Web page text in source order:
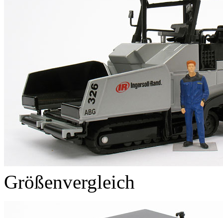
Größenvergleich